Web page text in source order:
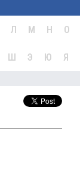
Л М Н О
Ш Э Ю Я